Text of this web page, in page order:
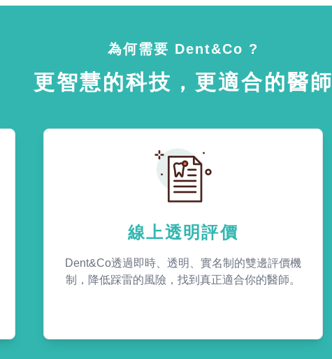
為何需要 Dent&Co ?
更智慧的科技，更適合的醫師
線上透明評價
Dent&Co透過即時、透明、實名制的雙邊評價機
制，降低踩雷的風險，找到真正適合你的醫師。